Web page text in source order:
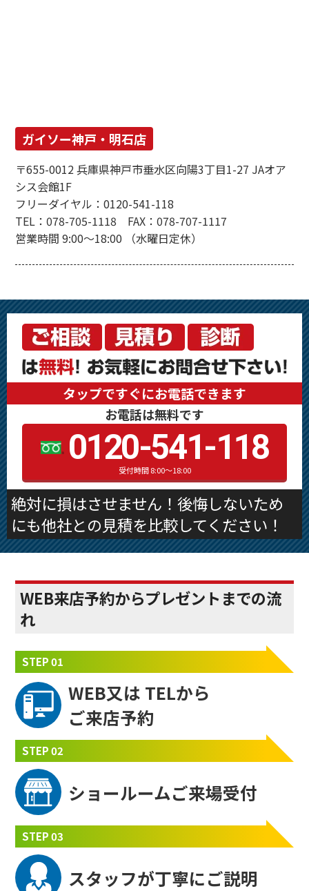
ガイソー神戸・明石店
〒655-0012 兵庫県神戸市垂水区向陽3丁目1-27 JAオア
シス会館1F
フリーダイヤル：0120-541-118
TEL：078-705-1118 FAX：078-707-1117
営業時間 9:00～18:00 （水曜日定休）
タップですぐにお電話できます
お電話は無料です
0120-541-118
受付時間 8:00～18:00
絶対に損はさせません！後悔しないため
にも他社との見積を比較してください！
WEB来店予約からプレゼントまでの流
れ
STEP 01
WEB又は TELから
ご来店予約
STEP 02
ショールームご来場受付
STEP 03
スタッフが丁寧にご説明